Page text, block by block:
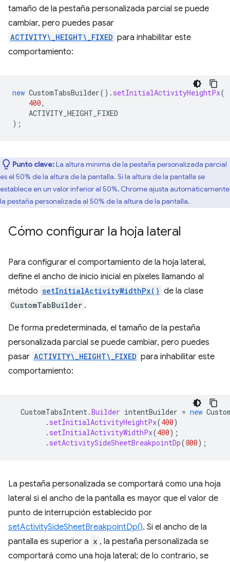
tamaño de la pestaña personalizada parcial se puede
cambiar, pero puedes pasar
ACTIVITY\_HEIGHT\_FIXED para inhabilitar este
comportamiento:
new CustomTabsBuilder(). setInitialActivityHeightPx(
400,
ACTIVITY_HEIGHT_FIXED
);
Punto clave:La altura mínima de la pestaña personalizada parcial
es el 50% de la altura de la pantalla. Si la altura de la pantalla se
establece en un valor inferior al 50%, Chrome ajusta automáticamente
la pestaña personalizada al 50% de la altura de la pantalla.
Cómo configurar la hoja lateral
Para configurar el comportamiento de la hoja lateral,
define el ancho de inicio inicial en píxeles llamando al
método setInitialActivityWidthPx() de la clase
CustomTabBuilder .
De forma predeterminada, el tamaño de la pestaña
personalizada parcial se puede cambiar, pero puedes
pasar ACTIVITY\_HEIGHT\_FIXED para inhabilitar este
comportamiento:
CustomTabsIntent.Builder intentBuilder = new
. setInitialActivityHeightPx(400)
. setInitialActivityWidthPx(400);
. setActivitySideSheetBreakpointDp(800);
La pestaña personalizada se comportará como una hoja
lateral si el ancho de la pantalla es mayor que el valor de
punto de interrupción establecido por
setActivitySideSheetBreakpointDp(). Si el ancho de la
pantalla es superior a x , la pestaña personalizada se
comportará como una hoja lateral; de lo contrario, se